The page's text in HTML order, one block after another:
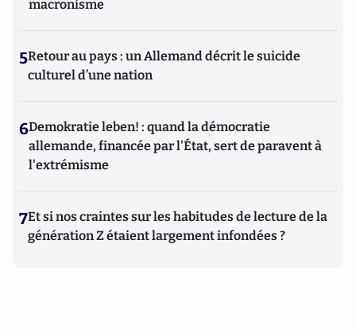
macronisme
5Retour au pays : un Allemand décrit le suicide
culturel d’une nation
6Demokratie leben! : quand la démocratie
allemande, financée par l'État, sert de paravent à
l'extrémisme
7Et si nos craintes sur les habitudes de lecture de la
génération Z étaient largement infondées ?